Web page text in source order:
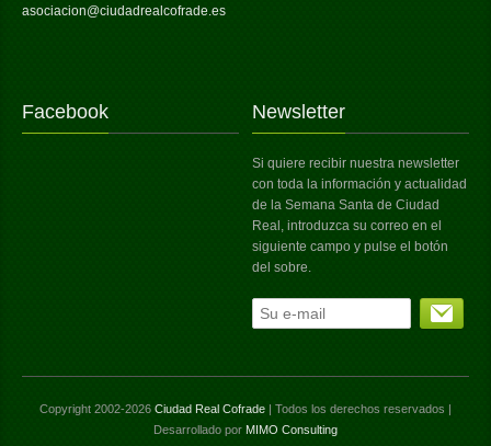
asociacion@ciudadrealcofrade.es
Facebook Newsletter
Si quiere recibir nuestra newsletter
con toda la información y actualidad
de la Semana Santa de Ciudad
Real, introduzca su correo en el
siguiente campo y pulse el botón
del sobre.
Copyright 2002-2026 Ciudad Real Cofrade | Todos los derechos reservados |
Desarrollado por MIMO Consulting